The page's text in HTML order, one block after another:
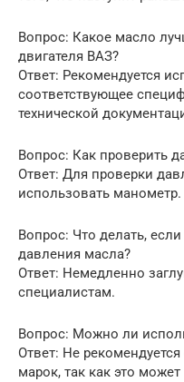
Вопрос: Какое масло
двигателя ВАЗ?
Ответ: Рекомендуется
соответствующее
технической
Вопрос: Как проверить
Ответ: Для проверки
использовать манометр.
Вопрос: Что делать,
давления масла?
Ответ: Немедленно
специалистам.
Вопрос: Можно ли
Ответ: Не
марок, так как это